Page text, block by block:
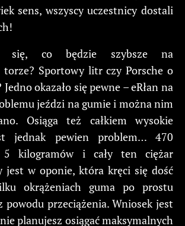
sens, wszyscy uczestnicy dostali
się, co będzie szybsze na
torze? Sportowy litr czy Porsche o
okazało się pewne – eRłan na
jeździ na gumie i można nim
Osiąga też całkiem wysokie
jednak pewien problem… 470
5 kilogramów i cały ten ciężar
jest w oponie, która kręci się dość
okrążeniach guma po prostu
powodu przeciążenia. Wniosek jest
planujesz osiągać maksymalnych